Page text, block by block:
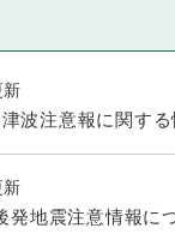
波注意報に関する
発地震注意情報に